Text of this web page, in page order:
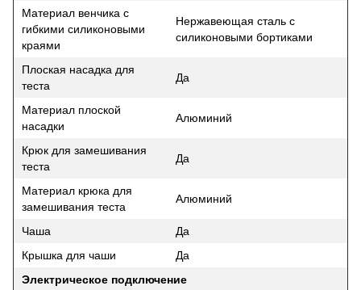
Материал венчика с
гибкими силиконовыми
краями
Нержавеющая сталь с
силиконовыми бортиками
Плоская насадка для
теста
Да
Материал плоской
насадки
Алюминий
Крюк для замешивания
теста
Да
Материал крюка для
замешивания теста
Алюминий
Чаша
Да
Крышка для чаши
Да
Электрическое подключение